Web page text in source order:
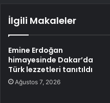
İlgili Makaleler
Emine Erdoğan
himayesinde Dakar’da
Türk lezzetleri tanıtıldı
Ağustos 7, 2026